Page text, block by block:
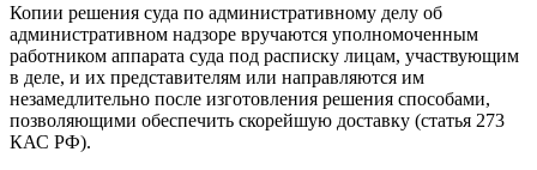
Копии решения суда по административному делу об
административном надзоре вручаются уполномоченным
работником аппарата суда под расписку лицам, участвующим
в деле, и их представителям или направляются им
незамедлительно после изготовления решения способами,
позволяющими обеспечить скорейшую доставку (статья 273
КАС РФ).